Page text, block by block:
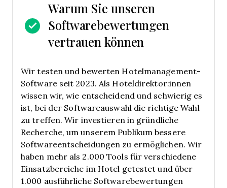
Warum Sie unseren
Softwarebewertungen
vertrauen können
Wir testen und bewerten Hotelmanagement-
Software seit 2023. Als Hoteldirektor:innen
wissen wir, wie entscheidend und schwierig es
ist, bei der Softwareauswahl die richtige Wahl
zu treffen. Wir investieren in gründliche
Recherche, um unserem Publikum bessere
Softwareentscheidungen zu ermöglichen. Wir
haben mehr als 2.000 Tools für verschiedene
Einsatzbereiche im Hotel getestet und über
1.000 ausführliche Softwarebewertungen